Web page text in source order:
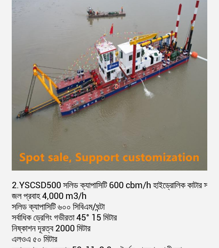
2.YSCSD500 সলিড ক্যাপাসিটি 600 cbm/h হাইড্রোলিক কাটার
জল প্রবাহ 4,000 m3/h
সলিড ক্যাপাসিটি ৬০০ সিবিএম/ঘন্টা
সর্বাধিক ড্রেগিং গভীরতা 45° 15 মিটার
নিষ্কাশন দূরত্ব 2000 মিটার
এলওএ ৫০ মিটার